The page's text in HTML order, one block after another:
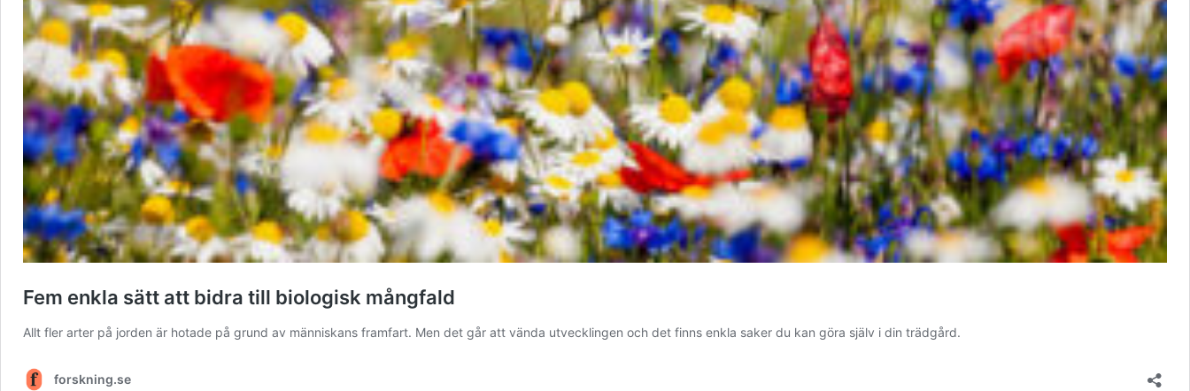
Fem enkla sätt att bidra till biologisk mångfald
Allt fler arter på jorden är hotade på grund av människans framfart. Men det går att vända utvecklingen och det finns enkla saker du kan göra själv i din trädgård.
forskning.se